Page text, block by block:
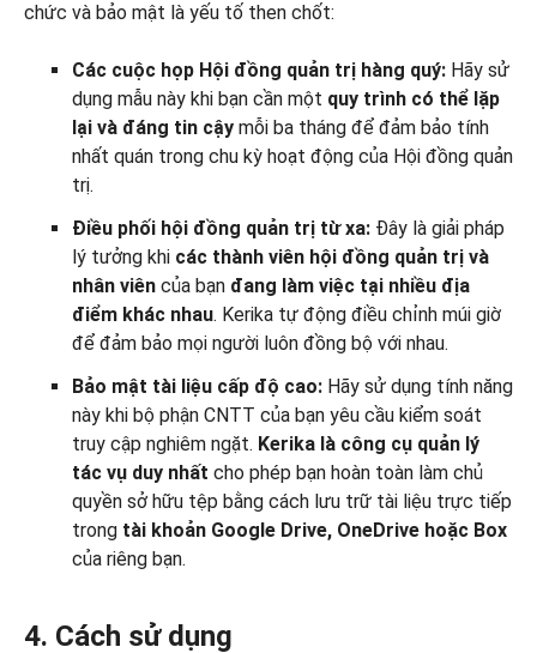
chức và bảo mật là yếu tố then chốt:
Các cuộc họp Hội đồng quản trị hàng quý: Hãy sử
dụng mẫu này khi bạn cần một quy trình có thể lặp
lại và đáng tin cậy mỗi ba tháng để đảm bảo tính
nhất quán trong chu kỳ hoạt động của Hội đồng quản
trị.
Điều phối hội đồng quản trị từ xa: Đây là giải pháp
lý tưởng khi các thành viên hội đồng quản trị và
nhân viên của bạn đang làm việc tại nhiều địa
điểm khác nhau. Kerika tự động điều chỉnh múi giờ
để đảm bảo mọi người luôn đồng bộ với nhau.
Bảo mật tài liệu cấp độ cao: Hãy sử dụng tính năng
này khi bộ phận CNTT của bạn yêu cầu kiểm soát
truy cập nghiêm ngặt. Kerika là công cụ quản lý
tác vụ duy nhất cho phép bạn hoàn toàn làm chủ
quyền sở hữu tệp bằng cách lưu trữ tài liệu trực tiếp
trong tài khoản Google Drive, OneDrive hoặc Box
của riêng bạn.
4. Cách sử dụng